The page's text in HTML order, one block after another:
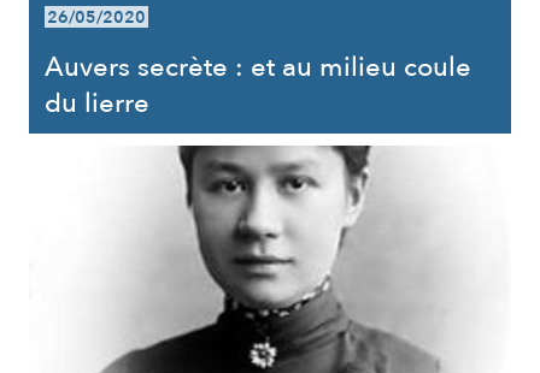
26/05/2020
Auvers secrète : et au milieu coule
du lierre